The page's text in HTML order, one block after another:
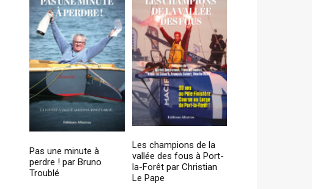
Pas une minute à
perdre ! par Bruno
Troublé
Les champions de la
vallée des fous à Port-
la-Forêt par Christian
Le Pape